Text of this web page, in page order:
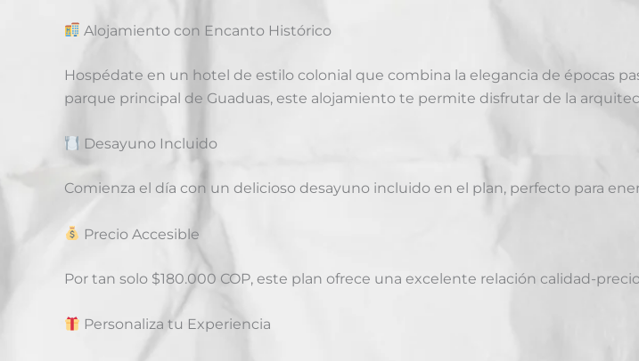
Alojamiento con Encanto Histórico
Hospédate en un hotel de estilo colonial que combina la elegancia de épocas
parque principal de Guaduas, este alojamiento te permite disfrutar de la
Desayuno Incluido
Comienza el día con un delicioso desayuno incluido en el plan, perfecto para
Precio Accesible
Por tan solo $180.000 COP, este plan ofrece una excelente relación calidad-
Personaliza tu Experiencia